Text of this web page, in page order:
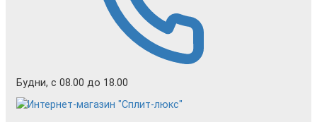
Будни, с 08.00 до 18.00